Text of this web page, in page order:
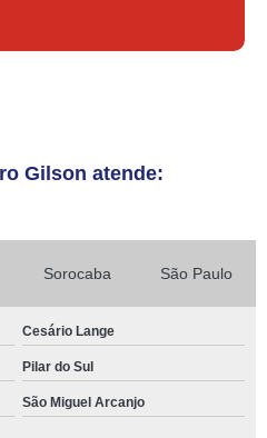
Gilson atende:
Sorocaba São Paulo
Cesário Lange
Pilar do Sul
São Miguel Arcanjo